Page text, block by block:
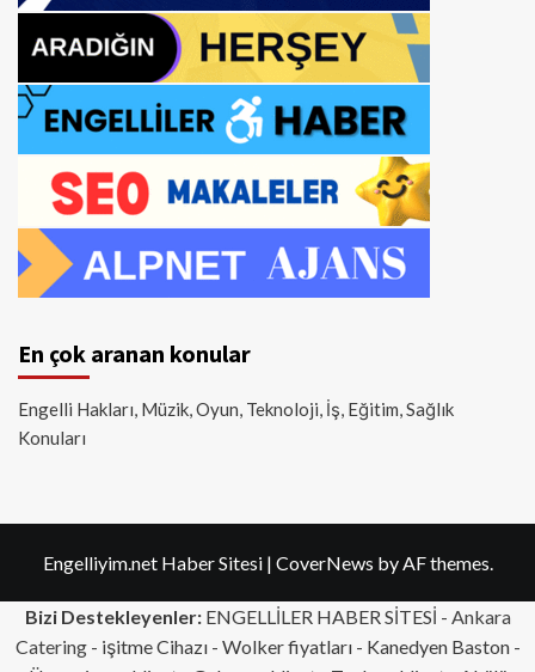
En çok aranan konular
Engelli Hakları, Müzik, Oyun, Teknoloji, İş, Eğitim, Sağlık
Konuları
Engelliyim.net Haber Sitesi | CoverNews by AF themes.
Bizi Destekleyenler:ENGELLİLER HABER SİTESİ - Ankara
Catering- işitme Cihazı - Wolker fiyatları - Kanedyen Baston -